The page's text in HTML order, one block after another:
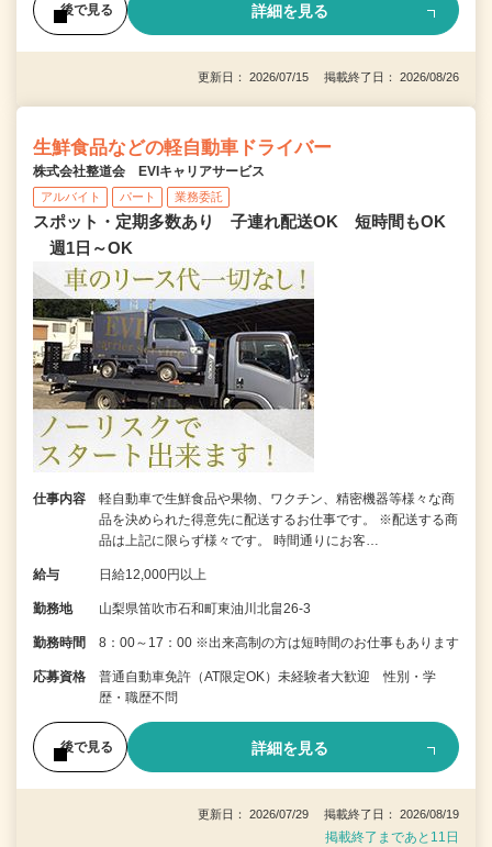
後で見る 詳細を見る
更新日： 2026/07/15 掲載終了日： 2026/08/26
生鮮食品などの軽自動車ドライバー
株式会社整道会 EVIキャリアサービス
アルバイト パート 業務委託
スポット・定期多数あり 子連れ配送OK 短時間もOK
週1日～OK
仕事内容
軽自動車で生鮮食品や果物、ワクチン、精密機器等様々な商
品を決められた得意先に配送するお仕事です。 ※配送する商
品は上記に限らず様々です。 時間通りにお客…
給与 日給12,000円以上
勤務地 山梨県笛吹市石和町東油川北畠26-3
勤務時間 8：00～17：00 ※出来高制の方は短時間のお仕事もあります
応募資格
普通自動車免許（AT限定OK）未経験者大歓迎 性別・学
歴・職歴不問
後で見る 詳細を見る
更新日： 2026/07/29 掲載終了日： 2026/08/19
掲載終了まであと11日